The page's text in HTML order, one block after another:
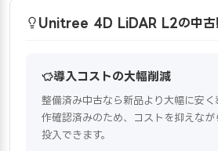
Unitree 4D LiDAR L2の中古
導入コストの大幅削減
整備済み中古なら新品より大幅に安
作確認済みのため、コストを抑えなが
投入できます。